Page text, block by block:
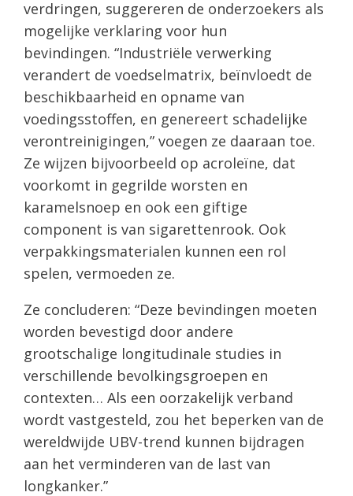
verdringen, suggereren de onderzoekers als
mogelijke verklaring voor hun
bevindingen. “Industriële verwerking
verandert de voedselmatrix, beïnvloedt de
beschikbaarheid en opname van
voedingsstoffen, en genereert schadelijke
verontreinigingen,” voegen ze daaraan toe.
Ze wijzen bijvoorbeeld op acroleïne, dat
voorkomt in gegrilde worsten en
karamelsnoep en ook een giftige
component is van sigarettenrook. Ook
verpakkingsmaterialen kunnen een rol
spelen, vermoeden ze.
Ze concluderen: “Deze bevindingen moeten
worden bevestigd door andere
grootschalige longitudinale studies in
verschillende bevolkingsgroepen en
contexten… Als een oorzakelijk verband
wordt vastgesteld, zou het beperken van de
wereldwijde UBV-trend kunnen bijdragen
aan het verminderen van de last van
longkanker.”